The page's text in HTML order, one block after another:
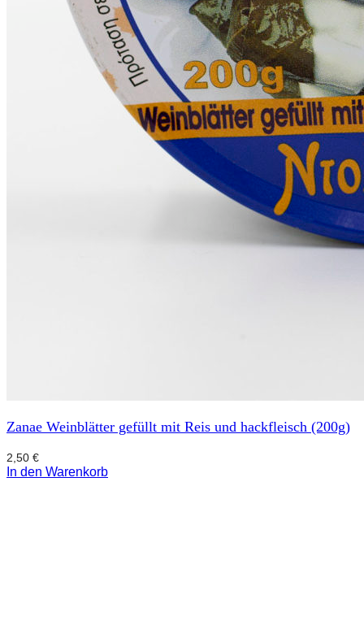
Zanae Weinblätter gefüllt mit Reis und hackfleisch (200g)
2,50 €
In den Warenkorb